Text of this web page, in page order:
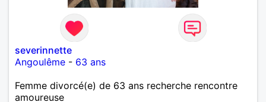
severinnette
Angoulême - 63 ans
Femme divorcé(e) de 63 ans recherche rencontre
amoureuse